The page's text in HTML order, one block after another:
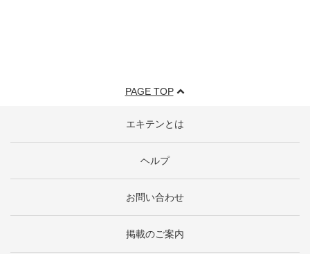
PAGE TOP
エキテンとは
ヘルプ
お問い合わせ
掲載のご案内